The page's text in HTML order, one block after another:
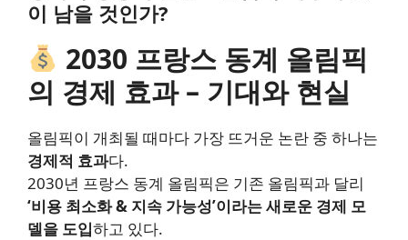
이 남을 것인가?
2030 프랑스 동계 올림픽
의 경제 효과 – 기대와 현실
올림픽이 개최될 때마다 가장 뜨거운 논란 중 하나는
경제적 효과다.
2030년 프랑스 동계 올림픽은 기존 올림픽과 달리
‘비용 최소화 & 지속 가능성’이라는 새로운 경제 모
델을 도입하고 있다.